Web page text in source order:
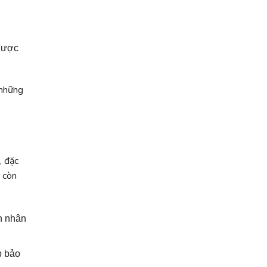
đặc
nhân
bảo